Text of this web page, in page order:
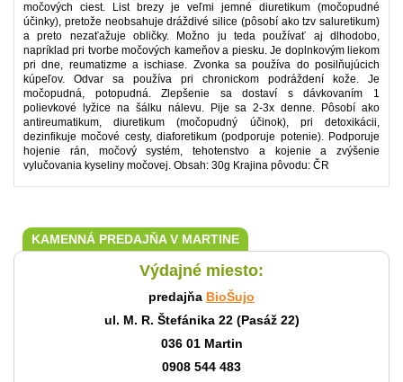
močových ciest. List brezy je veľmi jemné diuretikum (močopudné
účinky), pretože neobsahuje dráždivé silice (pôsobí ako tzv saluretikum)
a preto nezaťažuje obličky. Možno ju teda používať aj dlhodobo,
napríklad pri tvorbe močových kameňov a piesku. Je doplnkovým liekom
pri dne, reumatizme a ischiase. Zvonka sa používa do posilňujúcich
kúpeľov. Odvar sa používa pri chronickom podráždení kože. Je
močopudná, potopudná. Zlepšenie sa dostaví s dávkovaním 1
polievkové lyžice na šálku nálevu. Pije sa 2-3x denne. Pôsobí ako
antireumatikum, diuretikum (močopudný účinok), pri detoxikácii,
dezinfikuje močové cesty, diaforetikum (podporuje potenie). Podporuje
hojenie rán, močový systém, tehotenstvo a kojenie a zvýšenie
vylučovania kyseliny močovej. Obsah: 30g Krajina pôvodu: ČR
KAMENNÁ PREDAJŇA V MARTINE
Výdajné miesto:
predajňa BioŠujo
ul. M. R. Štefánika 22 (Pasáž 22)
036 01 Martin
0908 544 483